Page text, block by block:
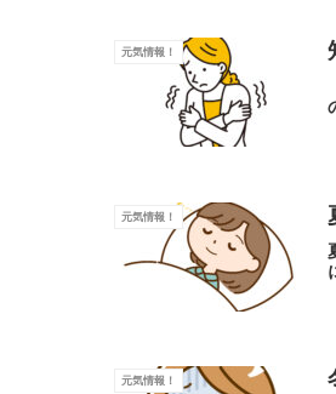
元気情報！
元気情報！
元気情報！